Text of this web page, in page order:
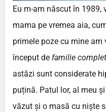
Eu m-am născut în 1989,
mama pe vremea aia,
primele poze cu mine
început de familie
astăzi sunt considerate
puțină. Patul lor, al meu
văzut și o masă cu niște